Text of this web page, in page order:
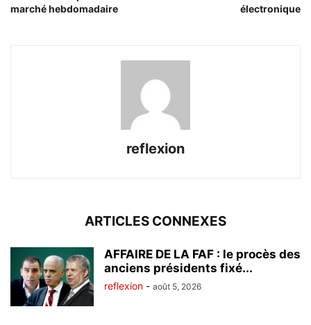
marché hebdomadaire
électronique
reflexion
ARTICLES CONNEXES
AFFAIRE DE LA FAF : le procès des
anciens présidents fixé...
reflexion - août 5, 2026